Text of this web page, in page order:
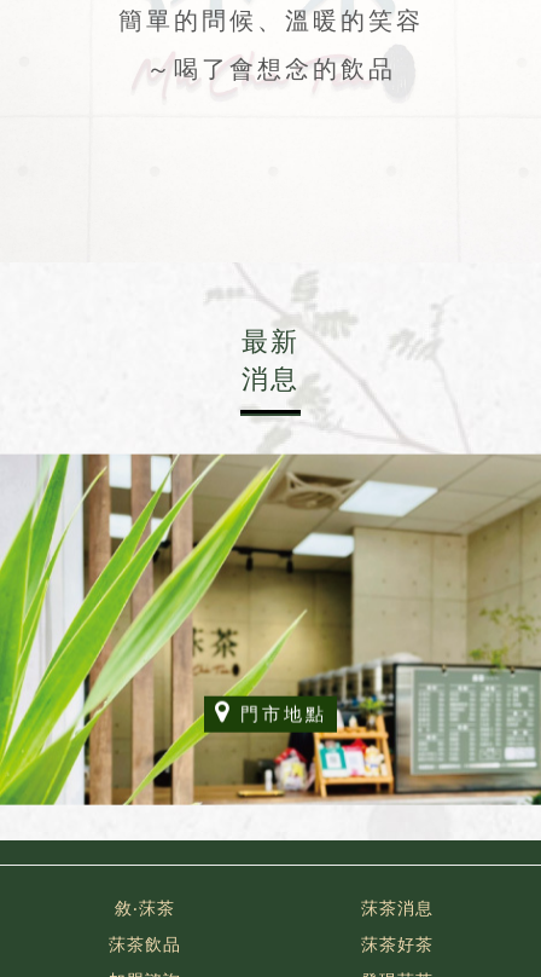
簡單的問候、溫暖的笑容
～喝了會想念的飲品
最新
消息
門市地點
敘‧莯茶
莯茶消息
莯茶飲品
莯茶好茶